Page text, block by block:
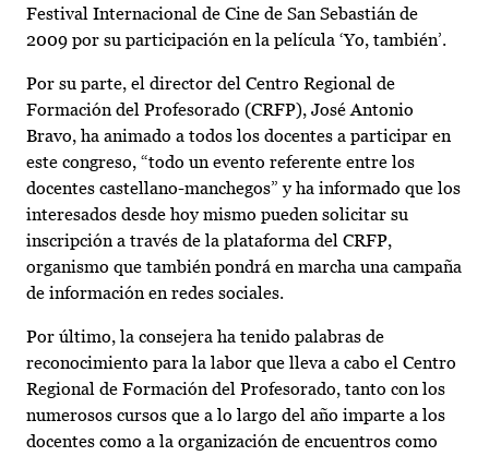
Festival Internacional de Cine de San Sebastián de
2009 por su participación en la película ‘Yo, también’.
Por su parte, el director del Centro Regional de
Formación del Profesorado (CRFP), José Antonio
Bravo, ha animado a todos los docentes a participar en
este congreso, “todo un evento referente entre los
docentes castellano-manchegos” y ha informado que los
interesados desde hoy mismo pueden solicitar su
inscripción a través de la plataforma del CRFP,
organismo que también pondrá en marcha una campaña
de información en redes sociales.
Por último, la consejera ha tenido palabras de
reconocimiento para la labor que lleva a cabo el Centro
Regional de Formación del Profesorado, tanto con los
numerosos cursos que a lo largo del año imparte a los
docentes como a la organización de encuentros como